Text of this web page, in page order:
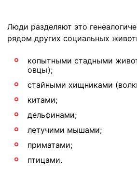
Люди разделяют это
рядом других социальных
копытными стадными
овцы);
стайными хищниками
китами;
дельфинами;
летучими мышами;
приматами;
птицами.